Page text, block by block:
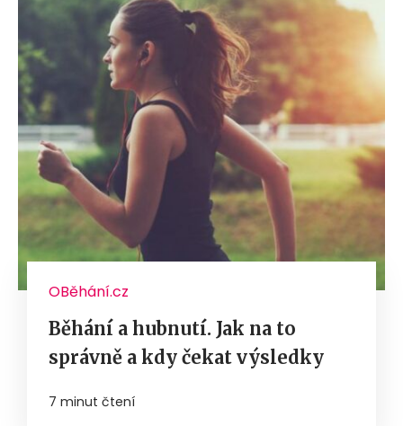
OBěhání.cz
Běhání a hubnutí. Jak na to
správně a kdy čekat výsledky
7 minut čtení